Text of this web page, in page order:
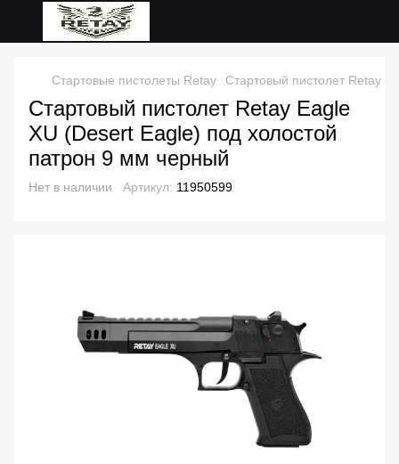
Стартовые пистолеты Retay Стартовый пистолет Retay
Стартовый пистолет Retay Eagle
XU (Desert Eagle) под холостой
патрон 9 мм черный
Нет в наличии Артикул: 11950599